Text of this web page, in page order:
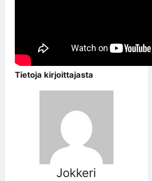
Tietoja kirjoittajasta
Jokkeri